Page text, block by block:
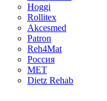
Hoggi
Rollitex
Akcesmed
Patron
Reh4Mat
Россия
МЕТ
Dietz Rehab